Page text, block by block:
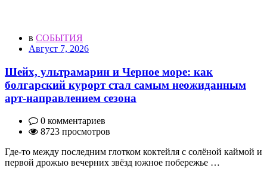
в СОБЫТИЯ
Август 7, 2026
Шейх, ультрамарин и Черное море: как
болгарский курорт стал самым неожиданным
арт-направлением сезона
0 комментариев
8723 просмотров
Где-то между последним глотком коктейля с солёной каймой и
первой дрожью вечерних звёзд южное побережье …